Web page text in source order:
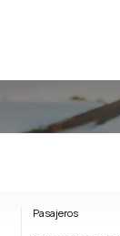
Pasajeros